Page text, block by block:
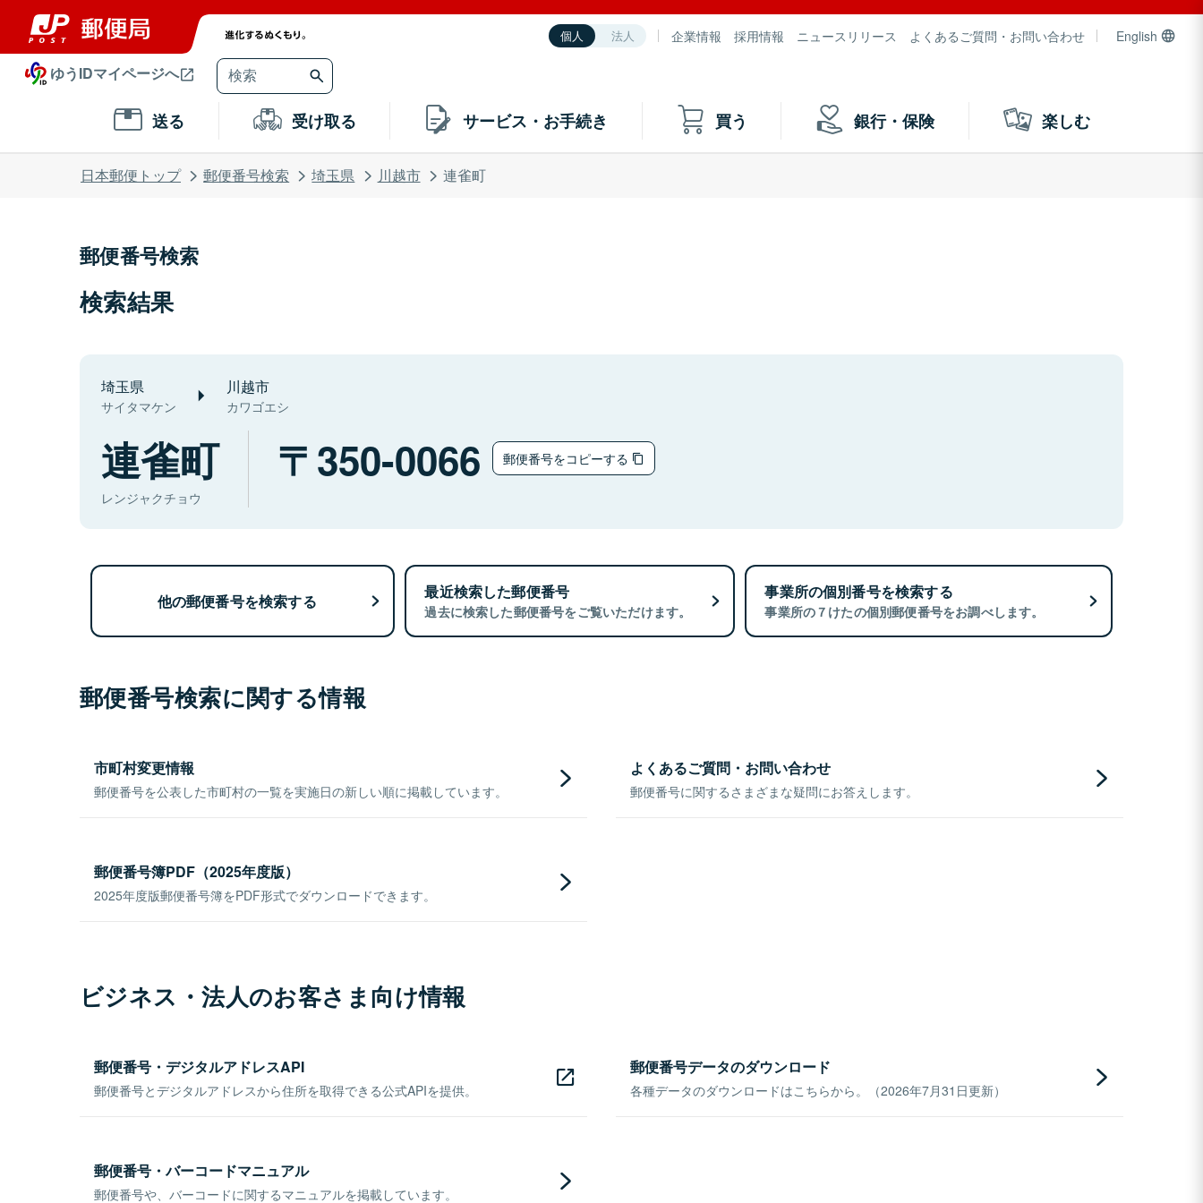
個人 法人 企業情報 採用情報 ニュースリリース よくあるご質問・お問い合わせ English
ゆうIDマイページへ
送る 受け取る サービス・お手続き 買う 銀行・保険 楽しむ
日本郵便トップ 郵便番号検索 埼玉県 川越市 連雀町
郵便番号検索
検索結果
埼玉県
サイタマケン
川越市
カワゴエシ
連雀町
レンジャクチョウ
350-0066 郵便番号をコピーする
他の郵便番号を検索する 最近検索した郵便番号
過去に検索した郵便番号をご覧いただけます。
事業所の個別番号を検索する
事業所の７けたの個別郵便番号をお調べします。
郵便番号検索に関する情報
市町村変更情報
郵便番号を公表した市町村の一覧を実施日の新しい順に掲載しています。
よくあるご質問・お問い合わせ
郵便番号に関するさまざまな疑問にお答えします。
郵便番号簿PDF（2025年度版）
2025年度版郵便番号簿をPDF形式でダウンロードできます。
ビジネス・法人のお客さま向け情報
郵便番号・デジタルアドレスAPI
郵便番号とデジタルアドレスから住所を取得できる公式APIを提供。
郵便番号データのダウンロード
各種データのダウンロードはこちらから。（2026年7月31日更新）
郵便番号・バーコードマニュアル
郵便番号や、バーコードに関するマニュアルを掲載しています。